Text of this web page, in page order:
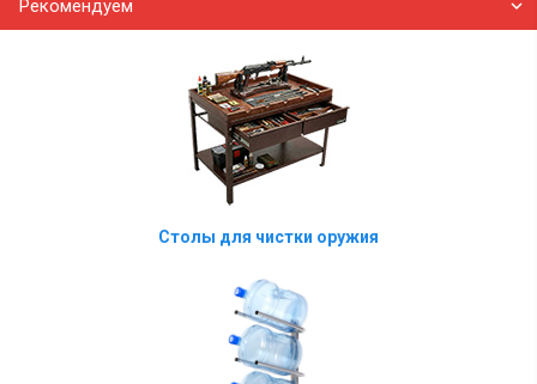
Рекомендуем
Столы для чистки оружия